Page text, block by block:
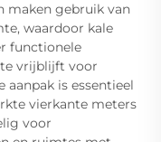
maken gebruik van
waardoor kale
functionele
vrijblijft voor
aanpak is essentieel
vierkante meters
voor